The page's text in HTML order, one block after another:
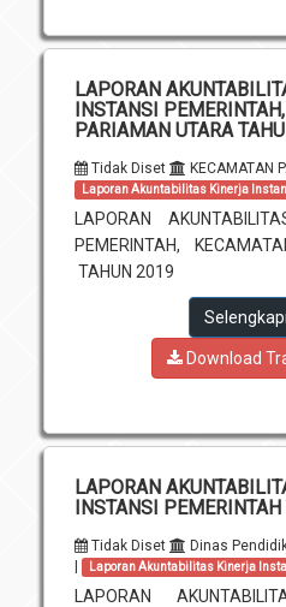
LAPORAN
INSTANSI
PARIAMAN UTARA
Tidak Diset KECAMATAN
Laporan Akuntabilitas Kinerja
LAPORAN
PEMERINTAH,
TAHUN 2019
Download
LAPORAN
INSTANSI
Tidak Diset
Dinas
|
Laporan Akuntabilitas Kinerja
LAPORAN